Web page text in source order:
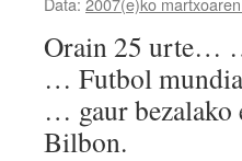
Orain 25 urte…
… Futbol
… gaur bezalako
Bilbon.